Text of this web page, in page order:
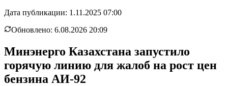
Дата публикации: 1.11.2025 07:00
Обновлено: 6.08.2026 20:09
Минэнерго Казахстана запустило
горячую линию для жалоб на рост цен
бензина АИ-92